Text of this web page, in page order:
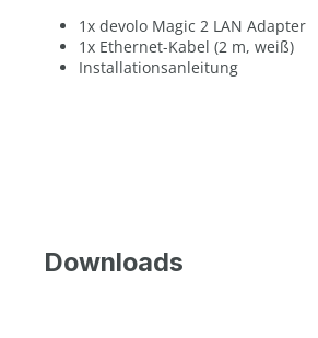
1x devolo Magic 2 LAN Adapter
1x Ethernet-Kabel (2 m, weiß)
Installationsanleitung
Downloads